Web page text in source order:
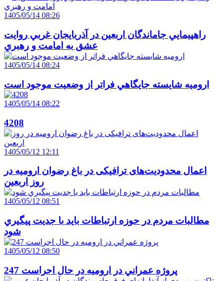
1405/05/14 08:26
راهپيمايي جاماندگان اربعين در آذربايجان غربي روايت
عشق به امامت و رهبري
1405/05/14 08:24
اروميه شايسته جايگاهي فراتر از وضعيت موجود است
1405/05/14 08:22
4208
1405/05/12 12:11
اعمال محدودیت‌های ترافیکی در باغ رضوان ارومیه در
روز اربعین
1405/05/12 08:51
مطالبات مردم در حوزه ارتباطات بايد با جديت پيگيري
شود
1405/05/12 08:50
247 پروژه عمراني در اروميه در حال اجراست